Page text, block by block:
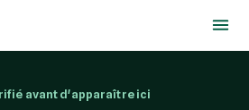
avant d'apparaître ici